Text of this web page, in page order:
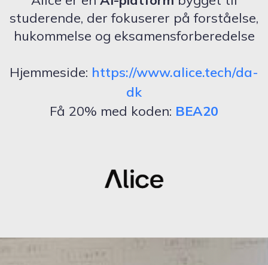
studerende, der fokuserer på forståelse,
hukommelse og eksamensforberedelse
Hjemmeside: https://www.alice.tech/da-
dk
Få 20% med koden: BEA20